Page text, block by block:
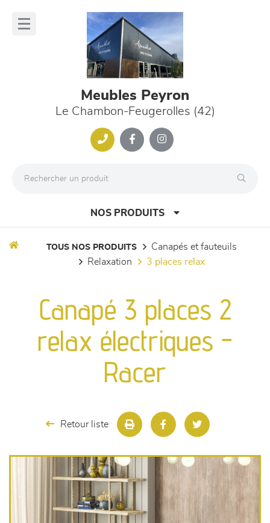
Meubles Peyron
Le Chambon-Feugerolles (42)
NOS PRODUITS
séjours
meubles de complément
chambres et dressing
TOUS NOS PRODUITS
canapés et fauteuils
relaxation
3 places relax
Canapé 3 places 2
relax électriques -
Racer
Retour liste